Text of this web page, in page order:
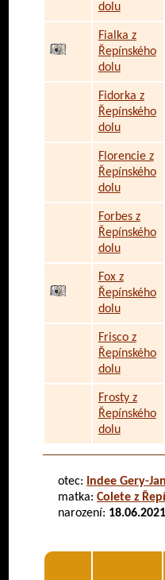
dolu
Fialka z
Řepínského
dolu
Fidorka z
Řepínského
dolu
Florencie z
Řepínského
dolu
Forbes z
Řepínského
dolu
Fox z
Řepínského
dolu
Frisco z
Řepínského
dolu
Frosty z
Řepínského
dolu
otec: Indee Gery-
matka: Colete z
narození: 18.06.2021